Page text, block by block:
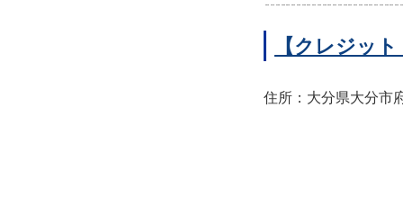
【クレジッ
住所：大分県大分市